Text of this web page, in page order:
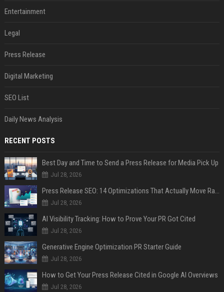
Entertainment
Legal
Press Release
Digital Marketing
SEO List
Daily News Analysis
RECENT POSTS
Best Day and Time to Send a Press Release for Media Pick Up
Jul 28, 2026
Press Release SEO: 14 Optimizations That Actually Move Rankings
Jul 28, 2026
AI Visibility Tracking: How to Prove Your PR Got Cited
Jul 28, 2026
Generative Engine Optimization PR Starter Guide
Jul 28, 2026
How to Get Your Press Release Cited in Google AI Overviews
Jul 28, 2026